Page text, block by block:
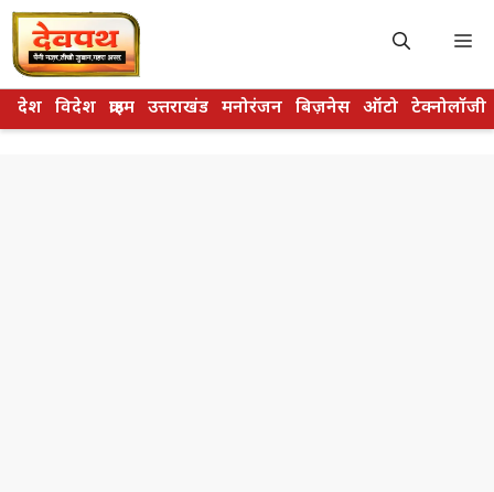
Skip
to
content
देश विदेश क्राइम उत्तराखंड मनोरंजन बिज़नेस ऑटो टेक्नोलॉजी